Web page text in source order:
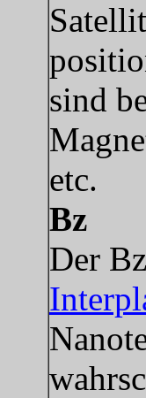
sind
etc.
Bz
Der